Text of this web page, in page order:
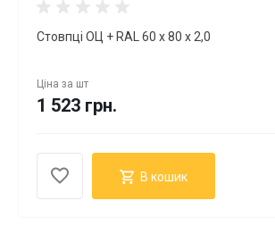
Стовпці ОЦ + RAL 60 х 80 х 2,0
Ціна за шт
1 523 грн.
В кошик